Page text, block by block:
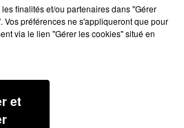
finalités et/ou partenaires dans "Gérer
préférences ne s'appliqueront que pour
via le lien "Gérer les cookies" situé en
et